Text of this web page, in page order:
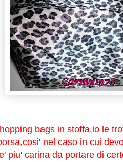
bags in stoffa,io le
nel caso in cui
piu' carina da portare di